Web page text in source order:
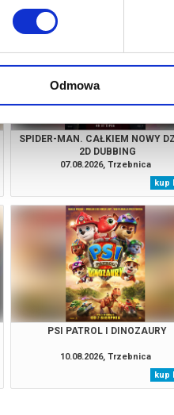
Odmowa
SPIDER-MAN. CAŁKIEM NOWY
2D DUBBING
07.08.2026, Trzebnica
kup
PSI PATROL I DINOZAURY
10.08.2026, Trzebnica
kup